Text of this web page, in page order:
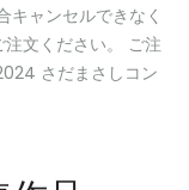
ャンセルできなく
文ください。 ご注
さだまさしコン